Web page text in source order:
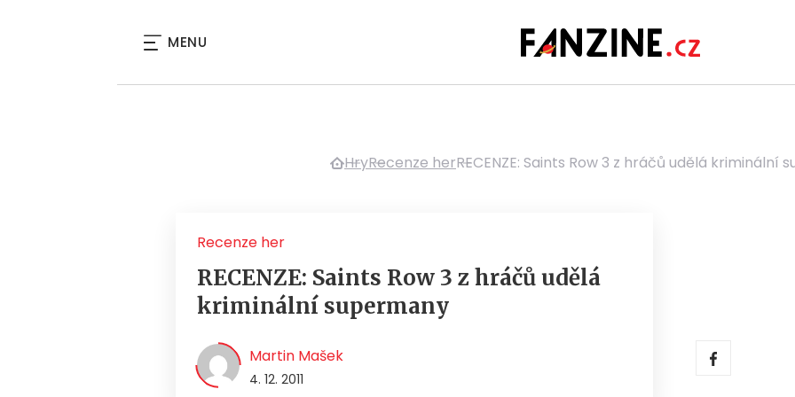
MENU
HryRecenze herRECENZE: Saints Row 3 z hráčů udělá kriminální
Recenze her
RECENZE: Saints Row 3 z hráčů udělá
kriminální supermany
Martin Mašek
4. 12. 2011